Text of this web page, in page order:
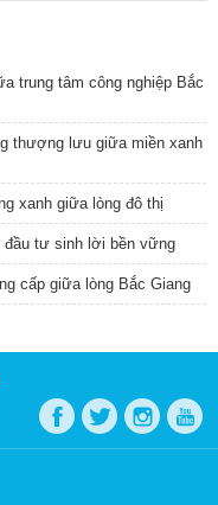
trung tâm công nghiệp Bắc
thượng lưu giữa miền xanh
xanh giữa lòng đô thị
đầu tư sinh lời bền vững
cấp giữa lòng Bắc Giang